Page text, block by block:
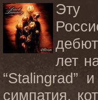
Эту
лет
“Stalingrad”
симпатия,